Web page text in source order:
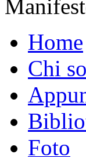
Home
Chi
Foto